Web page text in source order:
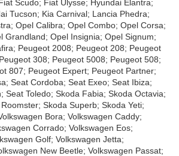
Scudo; Fiat Ulysse; Hyundai Elantra;
Tucson; Kia Carnival; Lancia Phedra;
Opel Calibra; Opel Combo; Opel Corsa;
Grandland; Opel Insignia; Opel Signum;
Peugeot 2008; Peugeot 208; Peugeot
308; Peugeot 5008; Peugeot 508;
807; Peugeot Expert; Peugeot Partner;
Seat Cordoba; Seat Exeo; Seat Ibiza;
Seat Toledo; Skoda Fabia; Skoda Octavia;
Skoda Superb; Skoda Yeti;
Bora; Volkswagen Caddy;
Corrado; Volkswagen Eos;
Golf; Volkswagen Jetta;
New Beetle; Volkswagen Passat;